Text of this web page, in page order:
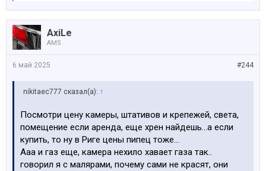
AxiLe
AMS
#244
6 май 2025
nikitaec777 сказал(а): ↑
Посмотри цену камеры, штативов и крепежей, света,
помещение если аренда, еще хрен найдешь…а если
купить, то ну в Риге цены пипец тоже…
Ааа и газ еще, камера нехило хавает газа так..
говорил я с малярами, почему сами не красят, они